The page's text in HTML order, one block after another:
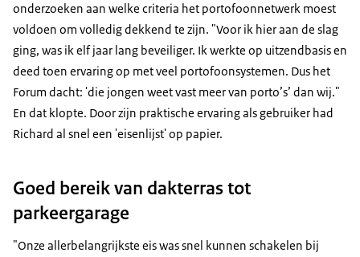
onderzoeken aan welke criteria het portofoonnetwerk moest
voldoen om volledig dekkend te zijn. "Voor ik hier aan de slag
ging, was ik elf jaar lang beveiliger. Ik werkte op uitzendbasis en
deed toen ervaring op met veel portofoonsystemen. Dus het
Forum dacht: 'die jongen weet vast meer van porto’s’ dan wij."
En dat klopte. Door zijn praktische ervaring als gebruiker had
Richard al snel een 'eisenlijst' op papier.
Goed bereik van dakterras tot
parkeergarage
"Onze allerbelangrijkste eis was snel kunnen schakelen bij